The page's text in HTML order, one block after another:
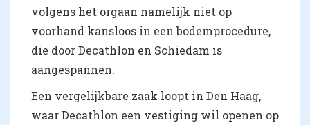
volgens het orgaan namelijk niet op
voorhand kansloos in een bodemprocedure,
die door Decathlon en Schiedam is
aangespannen.
Een vergelijkbare zaak loopt in Den Haag,
waar Decathlon een vestiging wil openen op